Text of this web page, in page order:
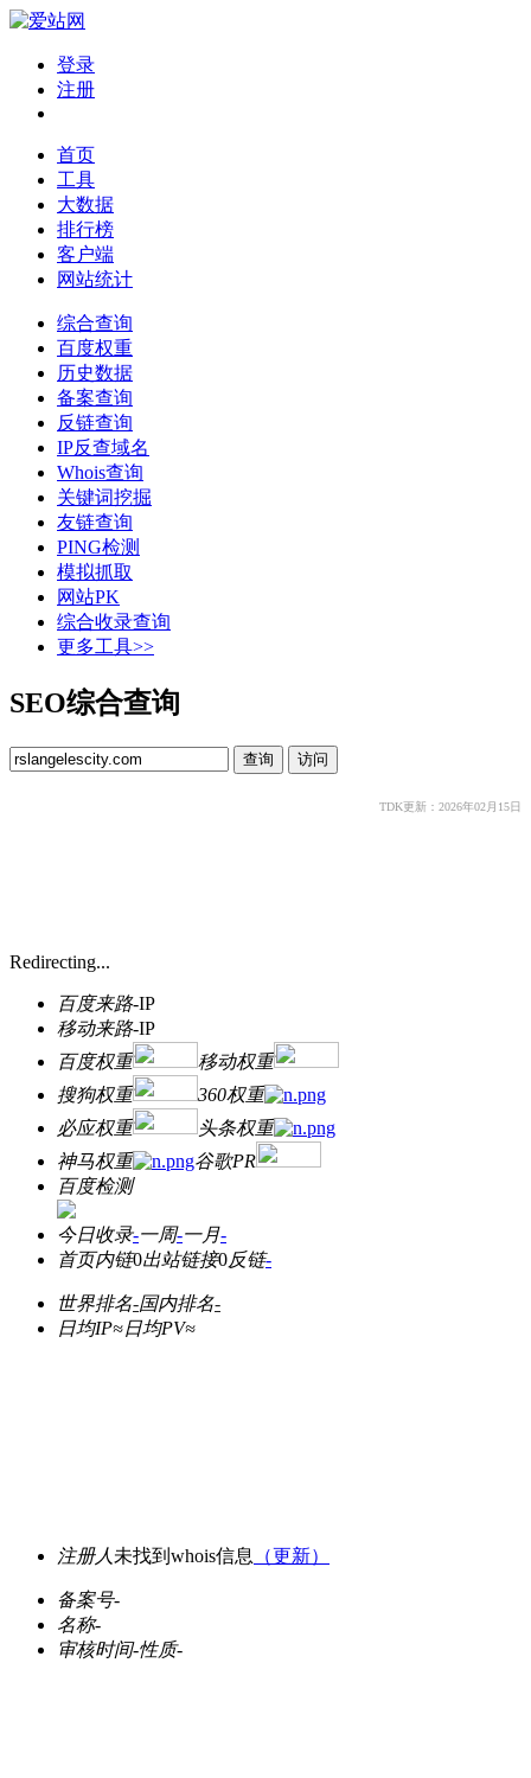
登录
注册
首页
工具
大数据
排行榜
客户端
网站统计
综合查询
百度权重
历史数据
备案查询
反链查询
IP反查域名
Whois查询
关键词挖掘
友链查询
PING检测
模拟抓取
网站PK
综合收录查询
更多工具>>
SEO综合查询
TDK更新：2026年02月15日
Redirecting...
百度来路-IP
移动来路-IP
百度权重
移动权重
搜狗权重
360权重
必应权重
头条权重
神马权重
谷歌PR
百度检测
今日收录-一周-一月-
首页内链0出站链接0反链-
世界排名-国内排名-
日均IP≈日均PV≈
注册人 未找到whois信息 （更新）
备案号-
名称-
审核时间-性质-